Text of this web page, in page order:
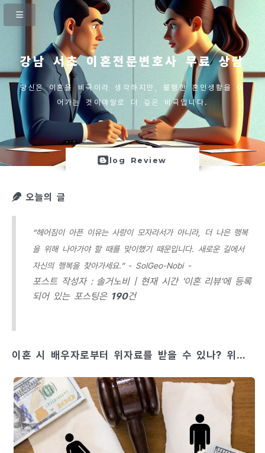
강남 서초 이혼전문변호사 무료 상담
당신은 이혼을 비극이라 생각하지만, 불행한 혼인생활을 이
어가는 것이야말로 더 깊은 비극입니다.
log Review
오늘의 글
“헤어짐이 아픈 이유는 사랑이 모자라서가 아니라, 더 나은 행복
을 위해 나아가야 할 때를 맞이했기 때문입니다. 새로운 길에서
자신의 행복을 찾아가세요.” - SolGeo-Nobi -
포스트 작성자 : 솔거노비 | 현재 시간 '이혼 리뷰'에 등록
되어 있는 포스팅은 190건
이혼 시 배우자로부터 위자료를 받을 수 있나? 위자